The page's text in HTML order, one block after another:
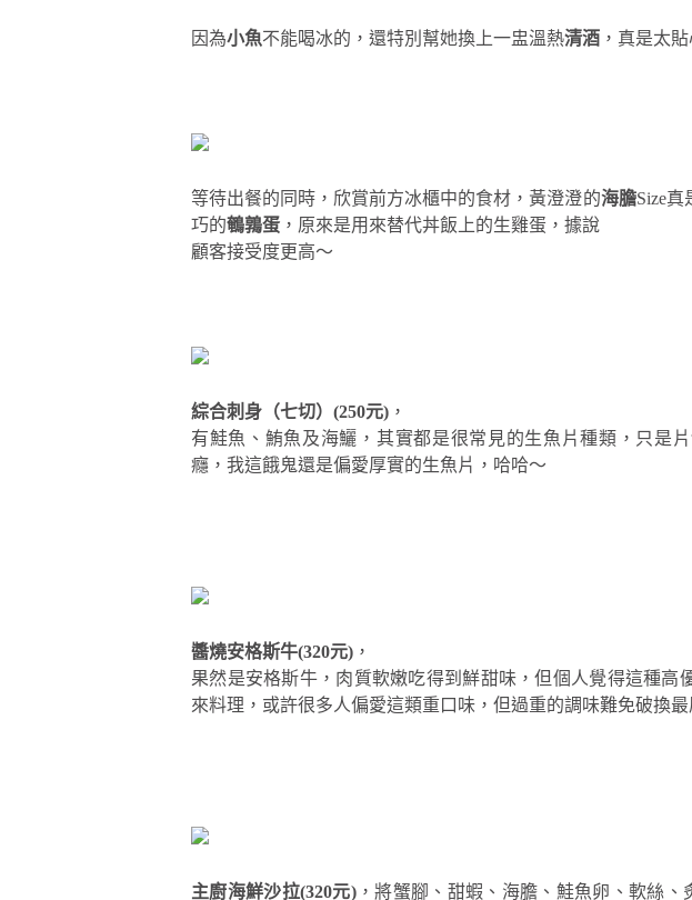
因為小魚不能喝冰的，還特別幫她換上一盅溫熱清酒 ，真是太
等待出餐的同時，欣賞前方冰櫃中的食材，黃澄澄的海膽Size真
巧的鵪鶉蛋 ，原來是用來替代丼飯上的生雞蛋，據說
顧客接受度更高～
綜合刺身（七切）(250元) ，
有鮭魚、鮪魚及海鱺，其實都是很常見的生魚片種類，只是
癮，我這餓鬼還是偏愛厚實的生魚片，哈哈～
醬燒安格斯牛(320元) ，
果然是安格斯牛，肉質軟嫩吃得到鮮甜味，但個人覺得這種高
來料理，或許很多人偏愛這類重口味，但過重的調味難免破換
主廚海鮮沙拉(320元)，將蟹腳、甜蝦、海膽、鮭魚卵、軟絲、